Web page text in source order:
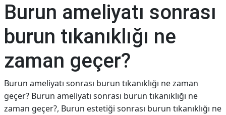
Burun ameliyatı sonrası
burun tıkanıklığı ne
zaman geçer?
Burun ameliyatı sonrası burun tıkanıklığı ne zaman
geçer? Burun ameliyatı sonrası burun tıkanıklığı ne
zaman geçer?, Burun estetiği sonrası burun tıkanıklığı ne